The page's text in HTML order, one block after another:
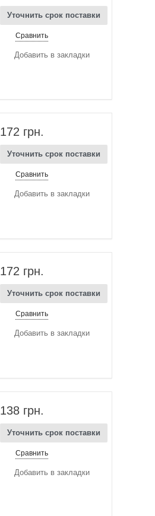
Уточнить срок поставки
Сравнить
Добавить в закладки
172 грн.
Уточнить срок поставки
Сравнить
Добавить в закладки
172 грн.
Уточнить срок поставки
Сравнить
Добавить в закладки
138 грн.
Уточнить срок поставки
Сравнить
Добавить в закладки